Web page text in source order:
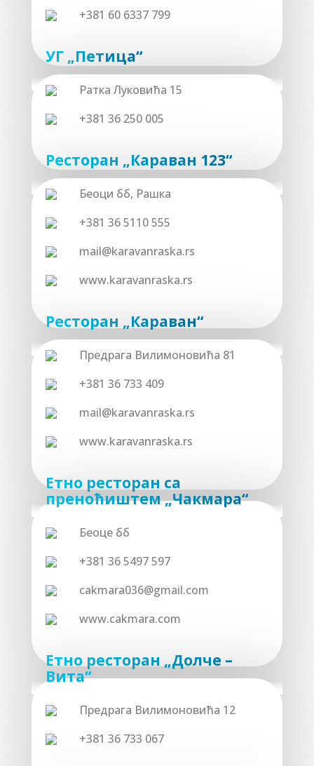
+381 60 6337 799
УГ „Петица“
Ратка Луковића 15
+381 36 250 005
Ресторан „Караван 123“
Беоци бб, Рашка
+381 36 5110 555
mail@karavanraska.rs
www.karavanraska.rs
Ресторан „Караван“
Предрага Вилимоновића 81
+381 36 733 409
mail@karavanraska.rs
www.karavanraska.rs
Етно ресторан са
преноћиштем „Чакмара“
Беоце бб
+381 36 5497 597
cakmara036@gmail.com
www.cakmara.com
Етно ресторан „Долче –
Вита“
Предрага Вилимоновића 12
+381 36 733 067